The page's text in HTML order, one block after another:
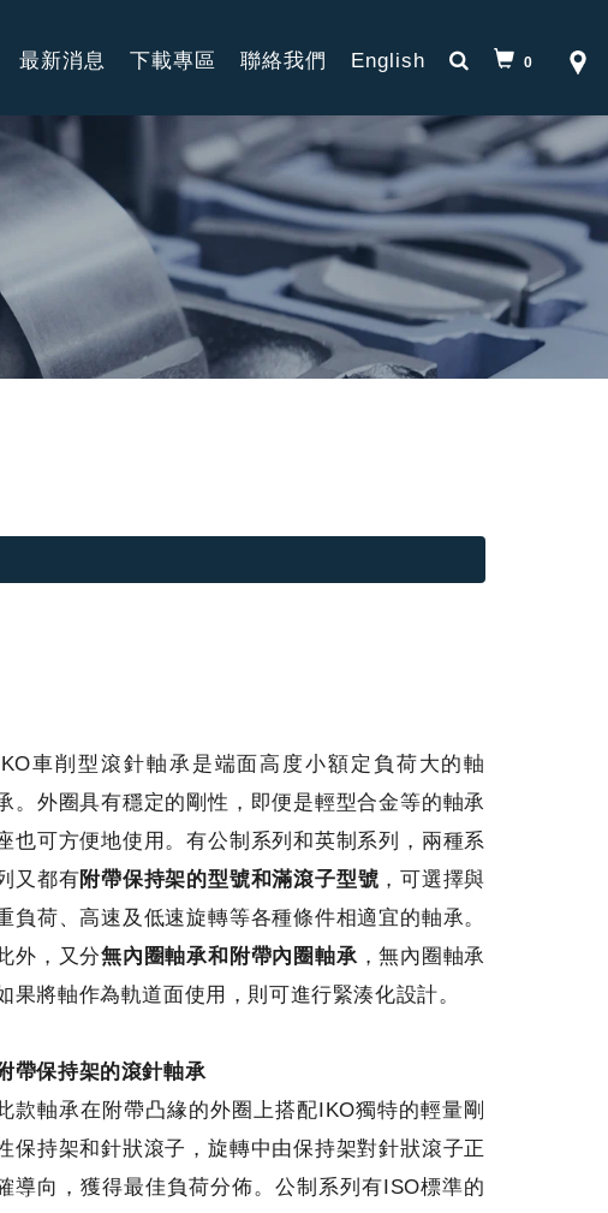
最新消息 下載專區 聯絡我們 English 0
車削型滾針軸承是端面高度小額定負荷大的軸
。外圈具有穩定的剛性，即便是輕型合金等的軸承
也可方便地使用。有公制系列和英制系列，兩種系
又都有附帶保持架的型號和滿滾子型號 ，可選擇與
負荷、高速及低速旋轉等各種條件相適宜的軸承。
外，又分無內圈軸承和附帶內圈軸承，無內圈軸承
果將軸作為軌道面使用，則可進行緊湊化設計。
帶保持架的滾針軸承
款軸承在附帶凸緣的外圈上搭配IKO獨特的輕量剛
保持架和針狀滾子，旋轉中由保持架對針狀滾子正
導向，獲得最佳負荷分佈。公制系列有ISO標準的